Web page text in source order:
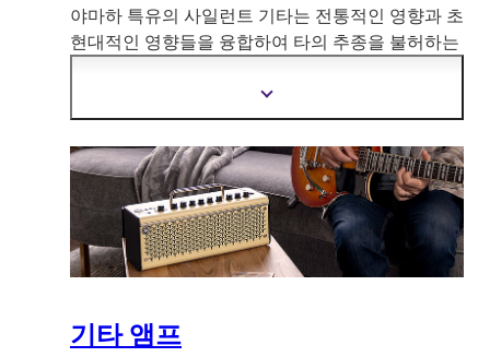
야마하 특유의 사일런트 기타는 전통적인 영향과 초
현대적인 영향들을 융합하여 타의 추종을 불허하는
만들어 내었습니다. 이러한 조화는 직접 경험해 보
아야 믿을만큼 드문 것입니다.
더
자
한
정
보
기
기타 앰프